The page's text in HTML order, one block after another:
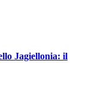
Jagiellonia: il